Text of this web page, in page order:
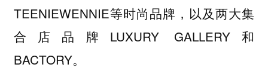
TEENIEWENNIE等时尚品牌，以及两大集
合店品牌LUXURY GALLERY和
BACTORY。